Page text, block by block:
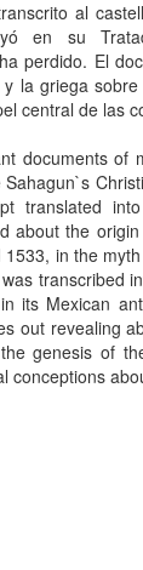
al
en su
perdido. El
la griega
central de las
documents of
translated
about the
in the
transcribed
its Mexican
out revealing
genesis of
conceptions